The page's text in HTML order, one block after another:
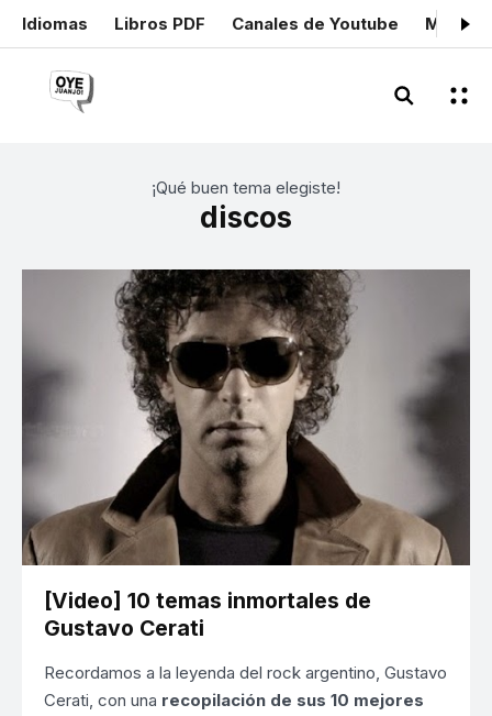
Idiomas Libros PDF Canales de Youtube Mis
¡Qué buen tema elegiste!
discos
[Video] 10 temas inmortales de
Gustavo Cerati
Recordamos a la leyenda del rock argentino, Gustavo
Cerati, con una recopilación de sus 10 mejores